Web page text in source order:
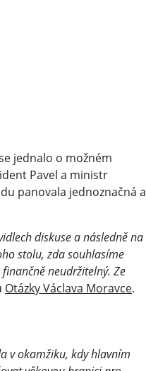
jednalo o možném
Pavel a ministr
panovala jednoznačná a
diskuse a následně na
stolu, zda souhlasíme
neudržitelný. Ze
Otázky Václava Moravce.
v okamžiku, kdy hlavním